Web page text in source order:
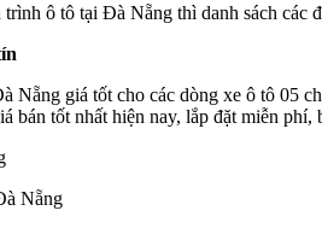
ô tô tại Đà Nẵng thì danh sách
giá tốt cho các dòng xe ô tô 05
tốt nhất hiện nay, lắp đặt miễn phí,
Nẵng